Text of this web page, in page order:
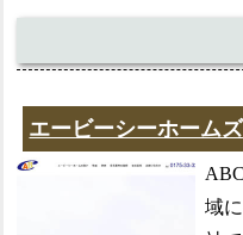
エービーシーホームズ
域